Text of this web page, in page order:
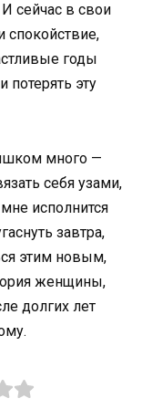
сейчас в свои
спокойствие,
годы
потерять эту
много —
себя узами,
исполнится
завтра,
этим новым,
женщины,
долгих лет